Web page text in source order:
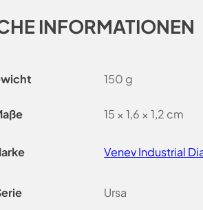
INFORMATIONEN
150 g
15 × 1,6 × 1,2 cm
Venev Industrial
Ursa